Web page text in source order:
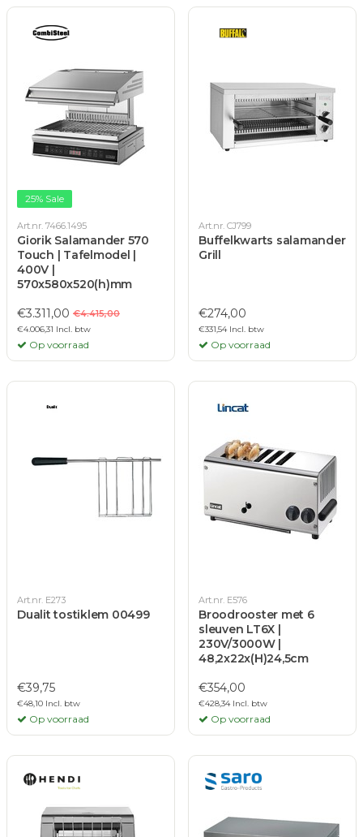
25% Sale
Art.nr. 7466.1495
Giorik Salamander 570
Touch | Tafelmodel |
400V |
570x580x520(h)mm
€3.311,00 €4.415,00
€4.006,31 Incl. btw
Op voorraad
Art.nr. CJ799
Buffelkwarts salamander
Grill
€274,00
€331,54 Incl. btw
Op voorraad
Art.nr. E273
Dualit tostiklem 00499
€39,75
€48,10 Incl. btw
Op voorraad
Art.nr. E576
Broodrooster met 6
sleuven LT6X |
230V/3000W |
48,2x22x(H)24,5cm
€354,00
€428,34 Incl. btw
Op voorraad